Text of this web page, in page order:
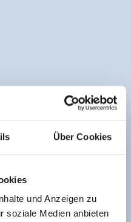
Über Cookies
und Anzeigen zu
soziale Medien anbieten